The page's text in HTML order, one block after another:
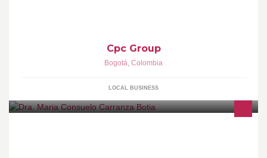
Cpc Group
Bogotá, Colombia
LOCAL BUSINESS